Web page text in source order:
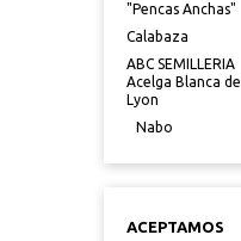
"Pencas Anchas"
Calabaza
ABC SEMILLERIA
Acelga Blanca de
Lyon
Nabo
ACEPTAMOS